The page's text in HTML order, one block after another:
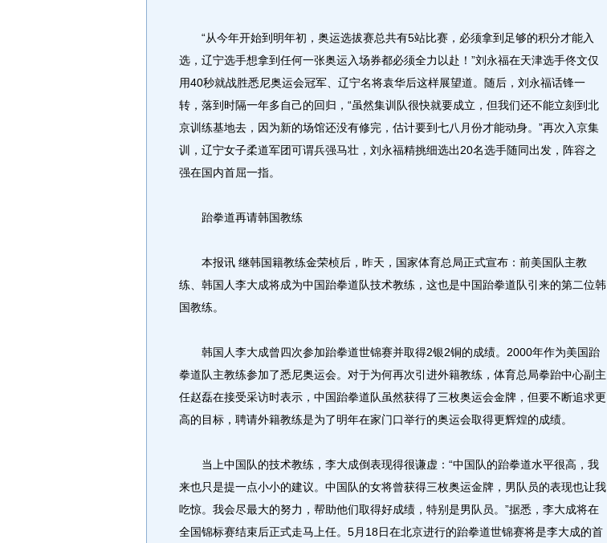
“从今年开始到明年初，奥运选拔赛总共有5站比赛，必须拿到足够的积分才能入
选，辽宁选手想拿到任何一张奥运入场券都必须全力以赴！”刘永福在天津选手佟文仅
用40秒就战胜悉尼奥运会冠军、辽宁名将袁华后这样展望道。随后，刘永福话锋一
转，落到时隔一年多自己的回归，“虽然集训队很快就要成立，但我们还不能立刻到北
京训练基地去，因为新的场馆还没有修完，估计要到七八月份才能动身。”再次入京集
训，辽宁女子柔道军团可谓兵强马壮，刘永福精挑细选出20名选手随同出发，阵容之
强在国内首屈一指。
跆拳道再请韩国教练
本报讯 继韩国籍教练金荣桢后，昨天，国家体育总局正式宣布：前美国队主教
练、韩国人李大成将成为中国跆拳道队技术教练，这也是中国跆拳道队引来的第二位韩
国教练。
韩国人李大成曾四次参加跆拳道世锦赛并取得2银2铜的成绩。2000年作为美国跆
拳道队主教练参加了悉尼奥运会。对于为何再次引进外籍教练，体育总局拳跆中心副主
任赵磊在接受采访时表示，中国跆拳道队虽然获得了三枚奥运会金牌，但要不断追求更
高的目标，聘请外籍教练是为了明年在家门口举行的奥运会取得更辉煌的成绩。
当上中国队的技术教练，李大成倒表现得很谦虚：“中国队的跆拳道水平很高，我
来也只是提一点小小的建议。中国队的女将曾获得三枚奥运金牌，男队员的表现也让我
吃惊。我会尽最大的努力，帮助他们取得好成绩，特别是男队员。”据悉，李大成将在
全国锦标赛结束后正式走马上任。5月18日在北京进行的跆拳道世锦赛将是李大成的首